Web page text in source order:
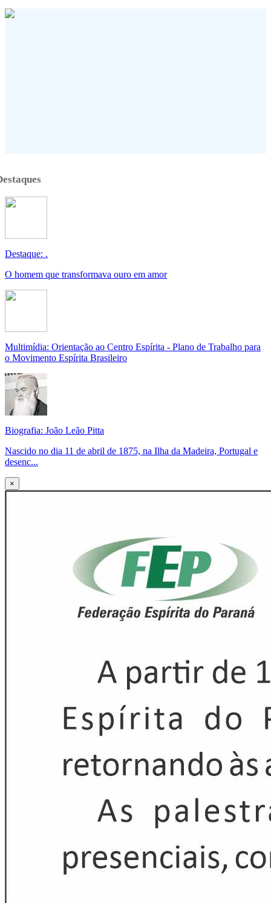
Destaque: .
O homem que transformava ouro em amor
Multimídia: Orientação ao Centro Espírita - Plano de Trabalho para
o Movimento Espírita Brasileiro
Biografia: João Leão Pitta
Nascido no dia 11 de abril de 1875, na Ilha da Madeira, Portugal e
desenc...
×